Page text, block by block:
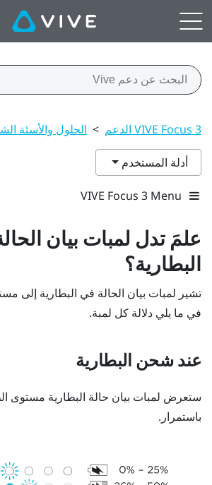
VIVE Focus 3 الدعم > الحلول والأسئة
أدلة المستخدم
VIVE Focus 3 Menu
علمَ تدل لمبات بيان
البطارية؟
تشير لمبات بيان الحالة في البطارية إلى
في ما يلي دلالة كل لمبة.
عند شحن البطارية
ستعرض لمبات بيان حالة البطارية مستوى
باستمرار.